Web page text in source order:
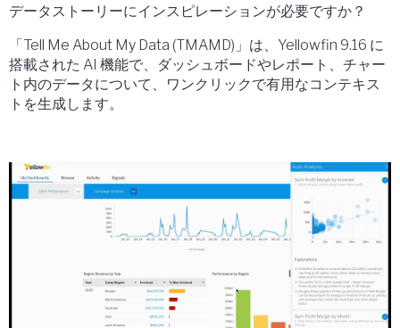
データストーリーにインスピレーションが必要ですか？
「Tell Me About My Data (TMAMD)」は、Yellowfin 9.16 に
搭載された AI 機能で、ダッシュボードやレポート、チャー
ト内のデータについて、ワンクリックで有用なコンテキス
トを生成します。